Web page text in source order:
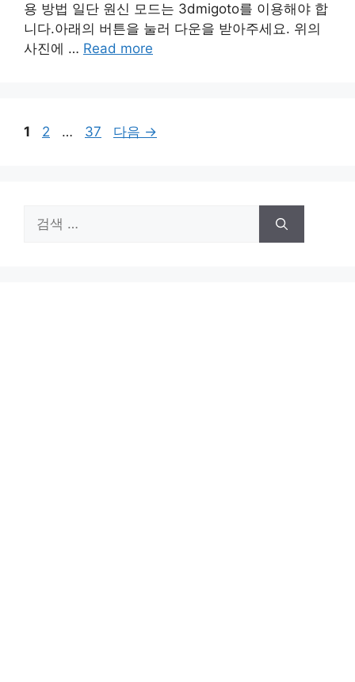
용 방법 일단 원신 모드는 3dmigoto를 이용해야 합
니다.아래의 버튼을 눌러 다운을 받아주세요. 위의
사진에 … Read more
페
1
페
2 …
페
37 다음 →
색: